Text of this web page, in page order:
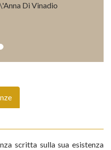
scritta sulla sua esistenza